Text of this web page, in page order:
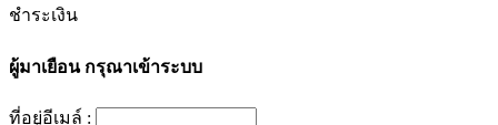
ชำระเงิน
ผู้มาเยือนกรุณาเข้าระบบ
ที่อยู่อีเมล์ :